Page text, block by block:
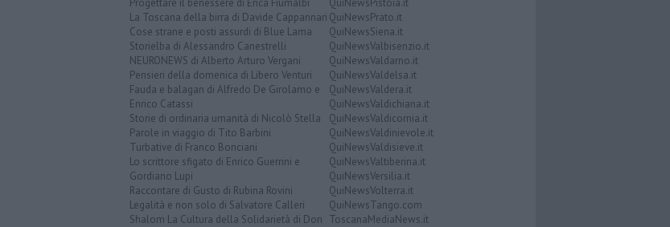
Progettare il benessere di Erica Fiumalbi
La Toscana della birra di Davide Cappannari
Cose strane e posti assurdi di Blue Lama
Storielba di Alessandro Canestrelli
NEURONEWS di Alberto Arturo Vergani
Pensieri della domenica di Libero Venturi
Fauda e balagan di Alfredo De Girolamo e
Enrico Catassi
Storie di ordinaria umanità di Nicolò Stella
Parole in viaggio di Tito Barbini
Turbative di Franco Bonciani
Lo scrittore sfigato di Enrico Guerrini e
Gordiano Lupi
Raccontare di Gusto di Rubina Rovini
Legalità e non solo di Salvatore Calleri
Shalom La Cultura della Solidarietà di Don
QuiNewsPistoia.it
QuiNewsPrato.it
QuiNewsSiena.it
QuiNewsValbisenzio.it
QuiNewsValdarno.it
QuiNewsValdelsa.it
QuiNewsValdera.it
QuiNewsValdichiana.it
QuiNewsValdicornia.it
QuiNewsValdinievole.it
QuiNewsValdisieve.it
QuiNewsValtiberina.it
QuiNewsVersilia.it
QuiNewsVolterra.it
QuiNewsTango.com
ToscanaMediaNews.it